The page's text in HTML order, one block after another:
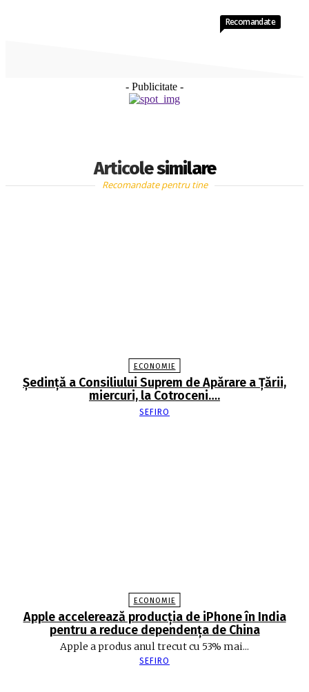
- Publicitate -
Articole similare
Recomandate
Recomandate pentru tine
ECONOMIE
Şedinţă a Consiliului Suprem de Apărare a Ţării,
miercuri, la Cotroceni….
SEFIRO
ECONOMIE
Apple accelerează producția de iPhone în India
pentru a reduce dependența de China
Apple a produs anul trecut cu 53% mai...
SEFIRO